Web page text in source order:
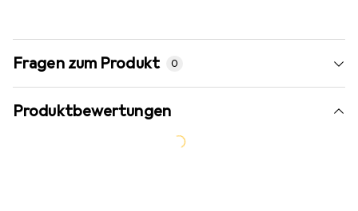
Fragen zum Produkt 0
Produktbewertungen